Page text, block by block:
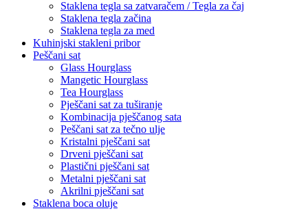
Staklena tegla sa zatvaračem / Tegla za čaj
Staklena tegla začina
Staklena tegla za med
Kuhinjski stakleni pribor
Peščani sat
Glass Hourglass
Mangetic Hourglass
Tea Hourglass
Pješčani sat za tuširanje
Kombinacija pješčanog sata
Peščani sat za tečno ulje
Kristalni pješčani sat
Drveni pješčani sat
Plastični pješčani sat
Metalni pješčani sat
Akrilni pješčani sat
Staklena boca oluje